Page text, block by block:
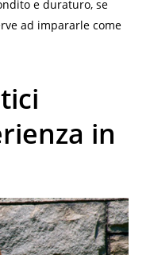
e duraturo, se
ad impararle come
in